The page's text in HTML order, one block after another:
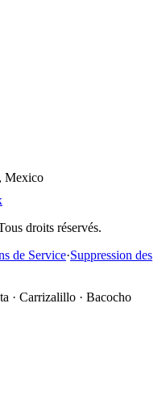
Mexico
droits réservés.
de Service·Suppression des
· Carrizalillo · Bacocho